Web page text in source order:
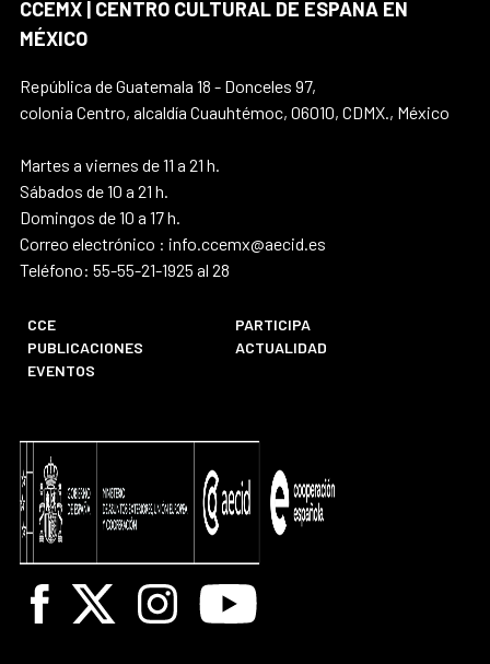
CCEMX | CENTRO CULTURAL DE ESPAÑA EN
MÉXICO
República de Guatemala 18 - Donceles 97,
colonia Centro, alcaldía Cuauhtémoc, 06010, CDMX., México
Martes a viernes de 11 a 21 h.
Sábados de 10 a 21 h.
Domingos de 10 a 17 h.
Correo electrónico : info.ccemx@aecid.es
Teléfono: 55-55-21-1925 al 28
CCE
PARTICIPA
PUBLICACIONES
ACTUALIDAD
EVENTOS
Facebook
X InstagramYoutube